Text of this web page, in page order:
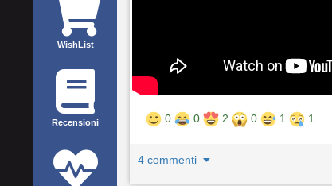
WishList
Recensioni 0 0 2 0 1 1
4 commenti